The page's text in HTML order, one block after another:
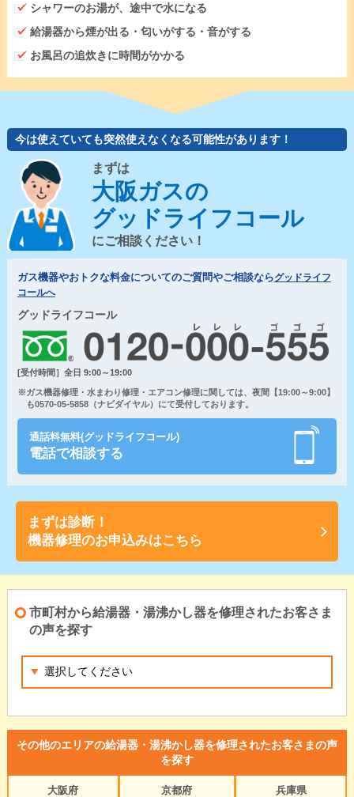
シャワーのお湯が、途中で水になる
給湯器から煙が出る・匂いがする・音がする
お風呂の追炊きに時間がかかる
今は使えていても突然使えなくなる可能性があります！
まずは
大阪ガスの
グッドライフコール
にご相談ください！
ガス機器やおトクな料金についてのご質問やご相談ならグッドライフ
コールへ
グッドライフコール
[受付時間］全日 9:00～19:00
※ガス機器修理・水まわり修理・エアコン修理に関しては、夜間【19:00～9:00】
も0570-05-5858（ナビダイヤル）にて受付しております。
通話料無料(グッドライフコール)
電話で相談する
まずは診断！
機器修理のお申込みはこちら
市町村から給湯器・湯沸かし器を修理されたお客さま
の声を探す
その他のエリアの給湯器・湯沸かし器を修理されたお客さまの声
を探す
大阪府
京都府
兵庫県